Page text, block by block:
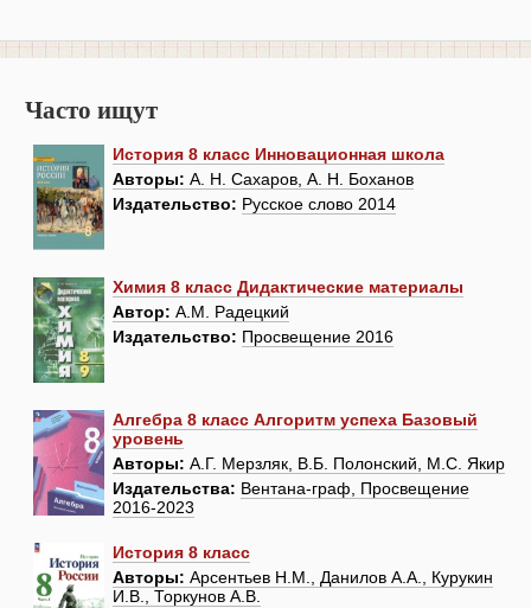
Часто ищут
История 8 класс Инновационная школа
Авторы: А. Н. Сахаров, А. Н. Боханов
Издательство: Русское слово 2014
Химия 8 класс Дидактические материалы
Автор: А.М. Радецкий
Издательство: Просвещение 2016
Алгебра 8 класс Алгоритм успеха Базовый
уровень
Авторы: А.Г. Мерзляк, В.Б. Полонский, М.С. Якир
Издательства: Вентана-граф, Просвещение
2016-2023
История 8 класс
Авторы: Арсентьев Н.М., Данилов А.А., Курукин
И.В., Торкунов А.В.